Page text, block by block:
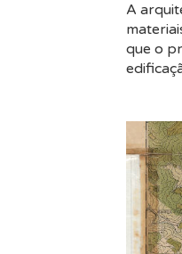
A
que o